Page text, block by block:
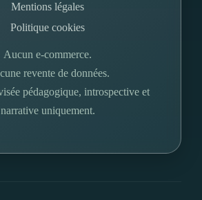
Mentions légales
Politique cookies
Aucun e-commerce.
revente de données.
pédagogique, introspective et
narrative uniquement.